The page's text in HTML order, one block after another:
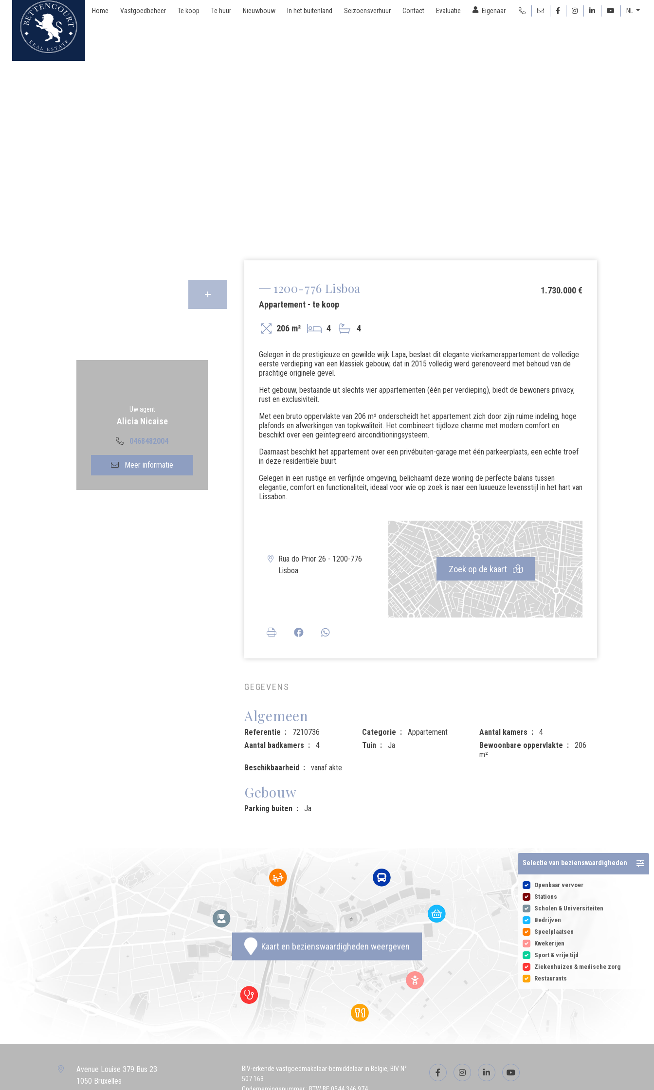
NL
Home Vastgoedbeheer Te koop Te huur Nieuwbouw In het buitenland Seizoensverhuur Contact Evaluatie Eigenaar
Appartement - te koop - 1200-776 Lisboa
Uw agent
Alicia Nicaise
0468482004
Meer informatie
1200-776 Lisboa
1.730.000 €
Appartement - te koop
206 m² 4 4
Gelegen in de prestigieuze en gewilde wijk Lapa, beslaat dit elegante vierkamerappartement de volledige
eerste verdieping van een klassiek gebouw, dat in 2015 volledig werd gerenoveerd met behoud van de
prachtige originele gevel.
Het gebouw, bestaande uit slechts vier appartementen (één per verdieping), biedt de bewoners privacy,
rust en exclusiviteit.
Met een bruto oppervlakte van 206 m² onderscheidt het appartement zich door zijn ruime indeling, hoge
plafonds en afwerkingen van topkwaliteit. Het combineert tijdloze charme met modern comfort en
beschikt over een geïntegreerd airconditioningsysteem.
Daarnaast beschikt het appartement over een privébuiten-garage met één parkeerplaats, een echte troef
in deze residentiële buurt.
Gelegen in een rustige en verfijnde omgeving, belichaamt deze woning de perfecte balans tussen
elegantie, comfort en functionaliteit, ideaal voor wie op zoek is naar een luxueuze levensstijl in het hart van
Lissabon.
Rua do Prior 26 - 1200-776
Lisboa
Zoek op de kaart
GEGEVENS
Algemeen
Referentie 7210736 Categorie Appartement Aantal kamers
4
Aantal badkamers
4 Tuin Ja Bewoonbare oppervlakte
206
m²
Beschikbaarheid
vanaf akte
Gebouw
Parking buiten Ja
Selectie van bezienswaardigheden
Openbaar vervoer
Stations
Scholen & Universiteiten
Bedrijven
Speelplaatsen
Kwekerijen
Sport & vrije tijd
Ziekenhuizen & medische zorg
Restaurants
Kaart en bezienswaardigheden weergeven
Avenue Louise 379 Bus 23
1050 Bruxelles
BIV-erkende vastgoedmakelaar-bemiddelaar in België, BIV N°
507.163